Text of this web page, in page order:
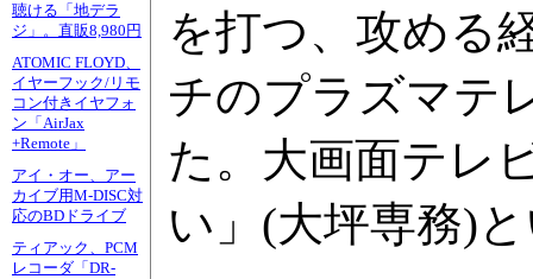
聴ける「地デラ
ジ」。直販8,980円
ATOMIC FLOYD、
イヤーフック/リモ
コン付きイヤフォ
ン「AirJax
+Remote」
アイ・オー、アー
カイブ用M-DISC対
応のBDドライブ
ティアック、PCM
レコーダ「DR-
を打つ、攻める
チのプラズマテ
た。大画面テレ
い」(大坪専務)